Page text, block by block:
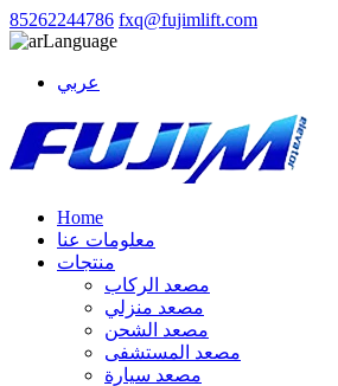
85262244786 fxq@fujimlift.com
Language
عربي
Home
معلومات عنا
منتجات
مصعد الركاب
مصعد منزلي
مصعد الشحن
مصعد المستشفى
مصعد سيارة